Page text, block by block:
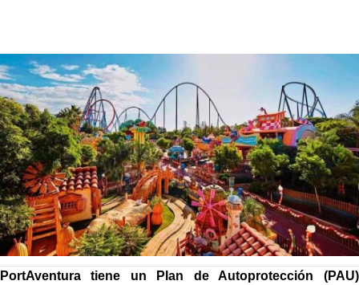
PortAventura tiene un Plan de Autoprotección (PAU)